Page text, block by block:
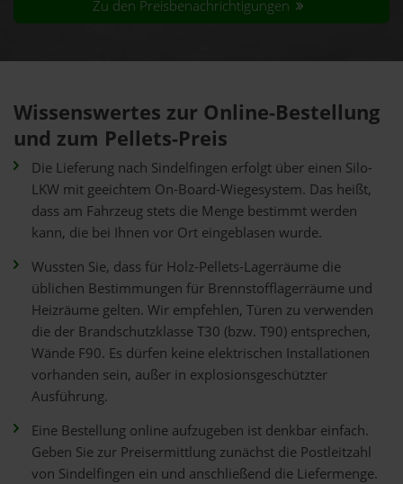
Zu den Preisbenachrichtigungen
Wissenswertes zur Online-Bestellung
und zum Pellets-Preis
Die Lieferung nach Sindelfingen erfolgt über einen Silo-
LKW mit geeichtem On-Board-Wiegesystem. Das heißt,
dass am Fahrzeug stets die Menge bestimmt werden
kann, die bei Ihnen vor Ort eingeblasen wurde.
Wussten Sie, dass für Holz-Pellets-Lagerräume die
üblichen Bestimmungen für Brennstofflagerräume und
Heizräume gelten. Wir empfehlen, Türen zu verwenden
die der Brandschutzklasse T30 (bzw. T90) entsprechen,
Wände F90. Es dürfen keine elektrischen Installationen
vorhanden sein, außer in explosionsgeschützter
Ausführung.
Eine Bestellung online aufzugeben ist denkbar einfach.
Geben Sie zur Preisermittlung zunächst die Postleitzahl
von Sindelfingen ein und anschließend die Liefermenge.